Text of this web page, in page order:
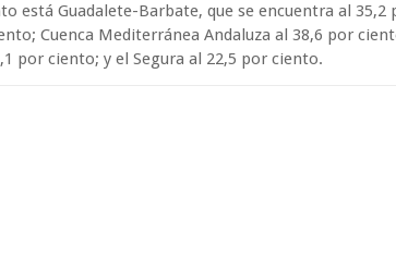
está Guadalete-Barbate, que se encuentra al 35,2
Cuenca Mediterránea Andaluza al 38,6 por
por ciento; y el Segura al 22,5 por ciento.